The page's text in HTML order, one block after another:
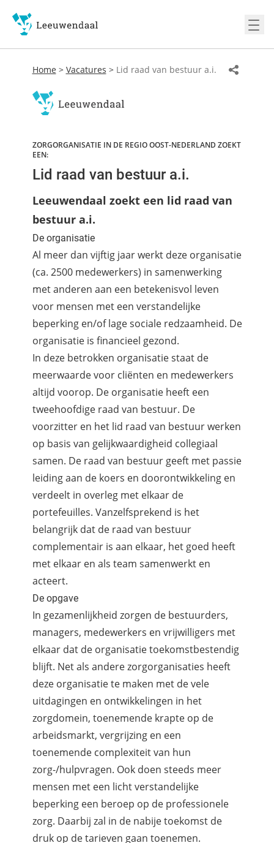
Home > Vacatures > Lid raad van bestuur a.i.
ZORGORGANISATIE IN DE REGIO OOST-NEDERLAND ZOEKT
EEN:
Lid raad van bestuur a.i.
Leeuwendaal zoekt een lid raad van
bestuur a.i.
De organisatie
Al meer dan vijftig jaar werkt deze organisatie
(ca. 2500 medewerkers) in samenwerking
met anderen aan een betekenisvol leven
voor mensen met een verstandelijke
beperking en/of lage sociale redzaamheid. De
organisatie is financieel gezond.
In deze betrokken organisatie staat de
meerwaarde voor cliënten en medewerkers
altijd voorop. De organisatie heeft een
tweehoofdige raad van bestuur. De
voorzitter en het lid raad van bestuur werken
op basis van gelijkwaardigheid collegiaal
samen. De raad van bestuur geeft met passie
leiding aan de koers en doorontwikkeling en
verdeelt in overleg met elkaar de
portefeuilles. Vanzelfsprekend is het
belangrijk dat de raad van bestuur
complementair is aan elkaar, het goed heeft
met elkaar en als team samenwerkt en
acteert.
De opgave
In gezamenlijkheid zorgen de bestuurders,
managers, medewerkers en vrijwilligers met
elkaar dat de organisatie toekomstbestendig
blijft. Net als andere zorgorganisaties heeft
deze organisatie te maken met de vele
uitdagingen en ontwikkelingen in het
zorgdomein, toenemende krapte op de
arbeidsmarkt, vergrijzing en een
toenemende complexiteit van hun
zorg-/hulpvragen. Ook doen steeds meer
mensen met een licht verstandelijke
beperking een beroep op de professionele
zorg. Daarbij zal in de nabije toekomst de
druk op de tarieven gaan toenemen.